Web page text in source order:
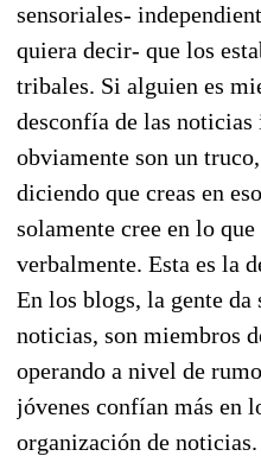
sensoriales-
quiera decir- que los
tribales. Si alguien es
desconfía de las noticias
obviamente son un
diciendo que creas en
solamente cree en lo
verbalmente. Esta es la
En los blogs, la gente da
noticias, son miembros
operando a nivel de
jóvenes confían más en
organización de